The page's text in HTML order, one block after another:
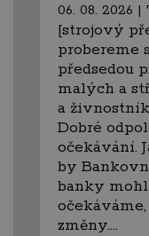
06. 08. 2026
[strojový
probereme
předsedou
malých a
a
Dobré
očekávání.
by
banky
očekáváme,
změny.…